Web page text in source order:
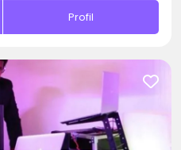
Profil